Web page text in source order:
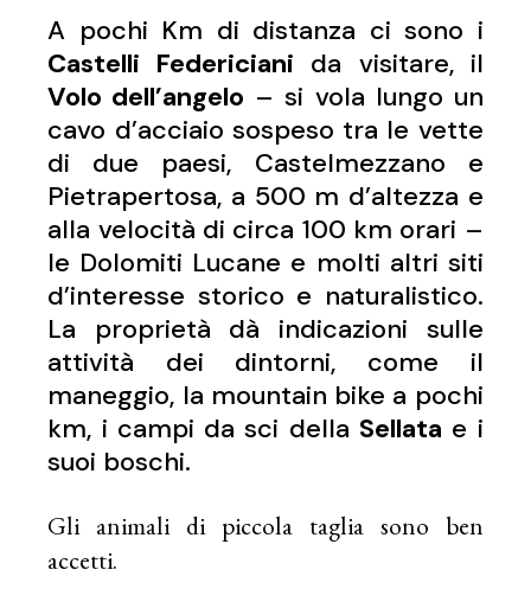
A pochi Km di distanza ci sono i
Castelli Federiciani da visitare, il
Volo dell’angelo – si vola lungo un
cavo d’acciaio sospeso tra le vette
di due paesi, Castelmezzano e
Pietrapertosa, a 500 m d’altezza e
alla velocità di circa 100 km orari –
le Dolomiti Lucane e molti altri siti
d’interesse storico e naturalistico.
La proprietà dà indicazioni sulle
attività dei dintorni, come il
maneggio, la mountain bike a pochi
km, i campi da sci della Sellata e i
suoi boschi.
Gli animali di piccola taglia sono ben
accetti.